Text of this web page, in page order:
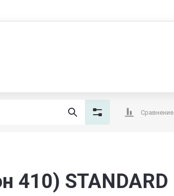
Сравнение
410) STANDARD